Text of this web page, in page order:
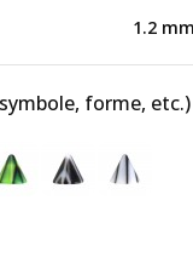
1.2
forme, etc.)